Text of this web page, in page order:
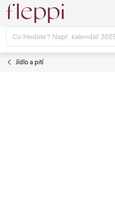
Přejít
obsah
Jídlo a pití